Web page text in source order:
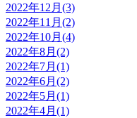
2022年12月(3)
2022年11月(2)
2022年10月(4)
2022年8月(2)
2022年7月(1)
2022年6月(2)
2022年5月(1)
2022年4月(1)